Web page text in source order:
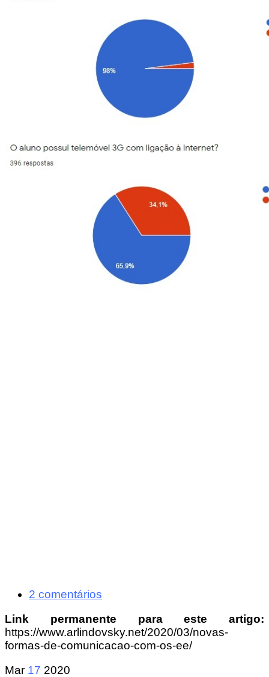
2 comentários
Link permanente para este artigo:
https://www.arlindovsky.net/2020/03/novas-
formas-de-comunicacao-com-os-ee/
Mar 17 2020